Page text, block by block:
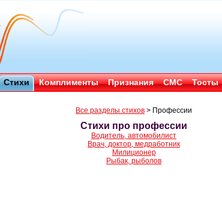
Стихи Комплименты Признания СМС Тосты
Все разделы стихов > Профессии
Стихи про профессии
Водитель, автомобилист
Врач, доктор, медработник
Милиционер
Рыбак, рыболов